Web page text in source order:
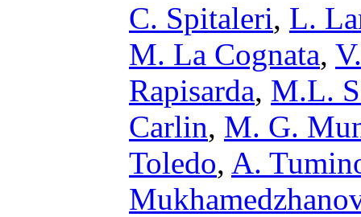
C. Spitaleri, L.
M. La Cognata,
Rapisarda, M.L.
Carlin, M. G.
Toledo, A.